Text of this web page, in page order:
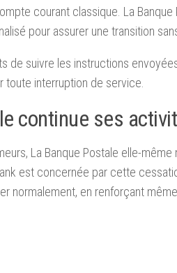
courant classique. La
pour assurer une transition
de suivre les instructions
interruption de service.
continue ses
La Banque Postale elle-
est concernée par cette
normalement, en renforçant